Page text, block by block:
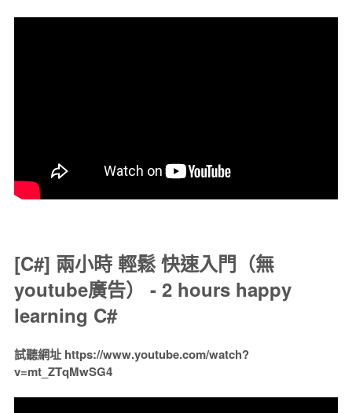
[C#] 兩小時 輕鬆 快速入門（無
youtube廣告） - 2 hours happy
learning C#
試聽網址 https://www.youtube.com/watch?
v=mt_ZTqMwSG4